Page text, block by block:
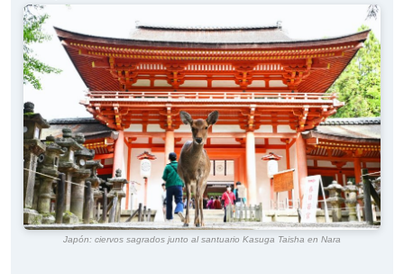
Japón: ciervos sagrados junto al santuario Kasuga Taisha en Nara